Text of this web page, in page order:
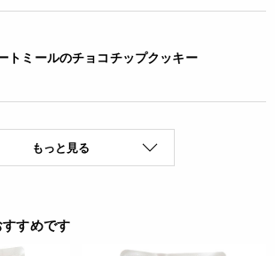
トミールのチョコチップクッキー
もっと見る
すめです